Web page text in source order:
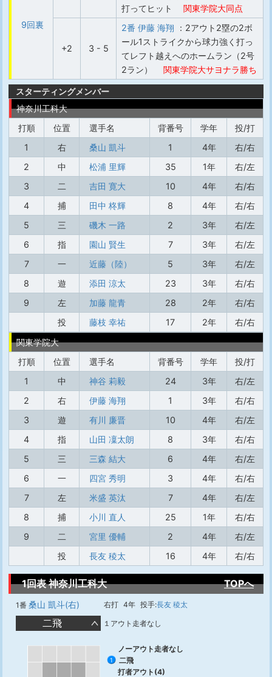
9回裏
打ってヒット
関東学院大同点
+2 3 - 5
2番 伊藤 海翔 ：2アウト2塁の2ボ
ール1ストライクから球力強く打っ
てレフト越えへのホームラン（2号
2ラン）
関東学院大サヨナラ勝ち
スターティングメンバー
神奈川工科大
打順
位置 選手名 背番号 学年
投/打
1
右 桑山 凱斗 1 4年
右/右
2
中 松浦 里輝 35 1年
右/左
3
二 吉田 寛大 10 4年
右/右
4
捕 田中 柊輝 8 4年
右/右
5
三 磯木 一路 2 3年
右/左
6
指 園山 賢生 7 3年
右/左
7
一 近藤（陸） 5 3年
右/左
8
遊 添田 涼太 23 3年
右/右
9
左 加藤 龍青 28 2年
右/右
投
藤枝 幸祐 17 2年
右/右
関東学院大
打順
位置 選手名 背番号 学年
投/打
1
中 神谷 莉毅 24 3年
右/左
2
右 伊藤 海翔 1 3年
右/右
3
遊 有川 廉晋 10 4年
右/左
4
指 山田 凜太朗 8 3年
右/右
5
三 三森 結大 6 4年
右/左
6
一 四宮 秀明 3 4年
右/右
7
左 米盛 英汰 7 4年
右/左
8
捕 小川 直人 25 1年
右/右
9
二 宮里 優輔 2 4年
右/左
投
長友 稜太 16 4年 右/右
1回表 神奈川工科大 TOPへ
1番 桑山 凱斗(右) 右打 4年 投手:長友 稜太
二飛 １アウト走者なし
ノーアウト走者なし
1
二飛
打者アウト(4)